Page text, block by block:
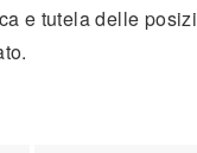
e tutela delle